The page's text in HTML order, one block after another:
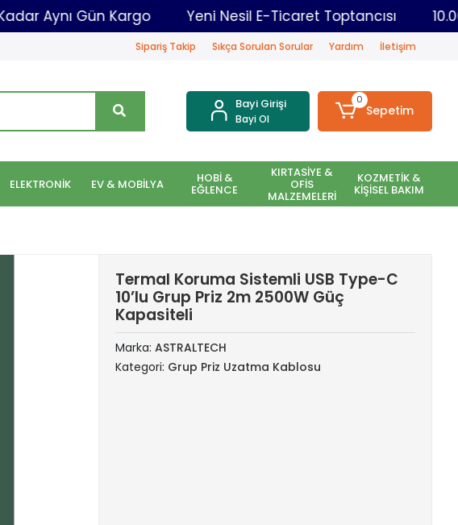
10.00'a Kadar Aynı Gün Kargo Yeni Nesil E-Ticaret Toptancısı
Sipariş Takip Sıkça Sorulan Sorular Yardım İletişim
Bayi Girişi
Bayi Ol
0
Sepetim
ELEKTRONİK EV & MOBİLYA HOBİ &
EĞLENCE
KIRTASİYE &
OFİS
MALZEMELERİ
KOZMETİK &
KİŞİSEL BAKIM
Termal Koruma Sistemli USB Type-C
10’lu Grup Priz 2m 2500W Güç
Kapasiteli
Marka:ASTRALTECH
Kategori: Grup Priz Uzatma Kablosu